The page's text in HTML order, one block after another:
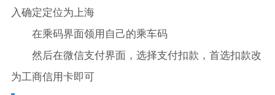
入确定定位为上海
在乘码界面领用自己的乘车码
然后在微信支付界面，选择支付扣款，首选扣款改
为工商信用卡即可